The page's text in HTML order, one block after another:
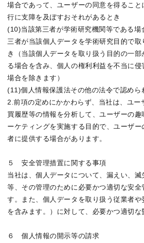
場合であって、ユーザーの同意を得ること
行に支障を及ぼすおそれがあるとき
(10)当該第三者が学術研究機関等である場
三者が当該個人データを学術研究目的で取
き（当該個人データを取り扱う目的の一
る場合を含み、個人の権利利益を不当に
場合を除きます）
(11)個人情報保護法その他の法令で認めら
2.前項の定めにかかわらず、当社は、ユー
買履歴等の情報を分析して、ユーザーの
ーケティングを実施する目的で、ユーザ
者に提供する場合があります。
５　安全管理措置に関する事項
当社は、個人データについて、漏えい、滅
等、その管理のために必要かつ適切な安全
す。また、個人データを取り扱う従業者
を含みます。）に対して、必要かつ適切な
６　個人情報の開示等の請求